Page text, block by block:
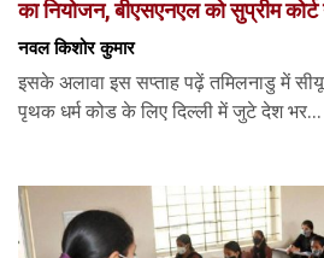
का नियोजन, बीएसएनएल को सुप्रीम
नवल किशोर कुमार
इसके अलावा इस सप्ताह पढ़ें तमिलनाडु में
पृथक धर्म कोड के लिए दिल्ली में जुटे देश भर...